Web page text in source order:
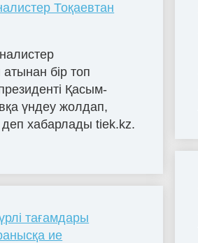
Тоқаевтан
бір топ
Қасым-
үндеу жолдап,
хабарлады tiek.kz.
тағамдары
ие